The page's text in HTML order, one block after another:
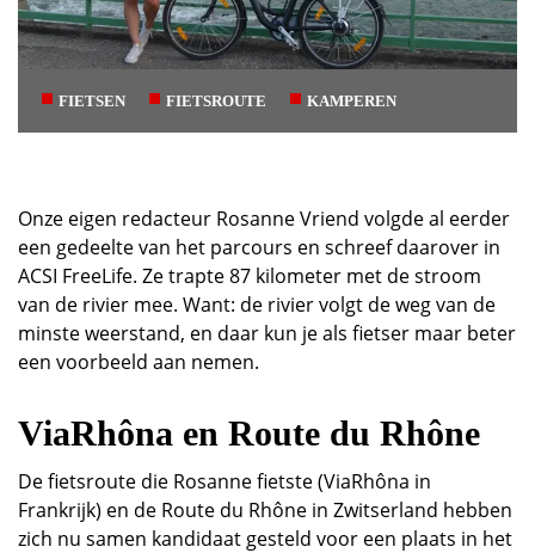
FIETSEN FIETSROUTE KAMPEREN
Onze eigen redacteur Rosanne Vriend volgde al eerder
een gedeelte van het parcours en schreef daarover in
ACSI FreeLife. Ze trapte 87 kilometer met de stroom
van de rivier mee. Want: de rivier volgt de weg van de
minste weerstand, en daar kun je als fietser maar beter
een voorbeeld aan nemen.
ViaRhôna en Route du Rhône
De fietsroute die Rosanne fietste (ViaRhôna in
Frankrijk) en de Route du Rhône in Zwitserland hebben
zich nu samen kandidaat gesteld voor een plaats in het